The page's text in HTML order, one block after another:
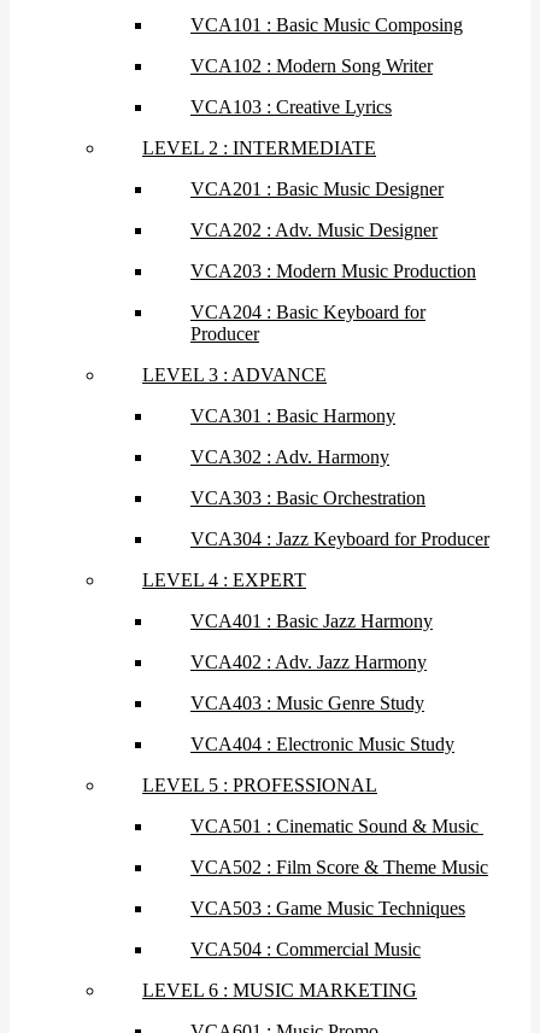
VCA101 : Basic Music Composing
VCA102 : Modern Song Writer
VCA103 : Creative Lyrics
LEVEL 2 : INTERMEDIATE
VCA201 : Basic Music Designer
VCA202 : Adv. Music Designer
VCA203 : Modern Music Production
VCA204 : Basic Keyboard for
Producer
LEVEL 3 : ADVANCE
VCA301 : Basic Harmony
VCA302 : Adv. Harmony
VCA303 : Basic Orchestration
VCA304 : Jazz Keyboard for Producer
LEVEL 4 : EXPERT
VCA401 : Basic Jazz Harmony
VCA402 : Adv. Jazz Harmony
VCA403 : Music Genre Study
VCA404 : Electronic Music Study
LEVEL 5 : PROFESSIONAL
VCA501 : Cinematic Sound & Music
VCA502 : Film Score & Theme Music
VCA503 : Game Music Techniques
VCA504 : Commercial Music
LEVEL 6 : MUSIC MARKETING